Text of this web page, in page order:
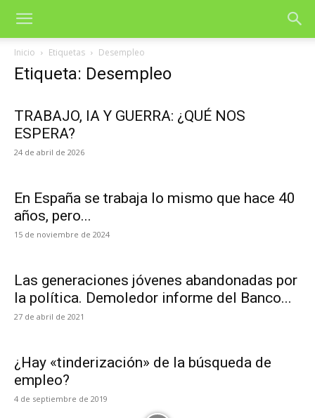
Inicio Etiquetas Desempleo
Etiqueta: Desempleo
TRABAJO, IA Y GUERRA: ¿QUÉ NOS
ESPERA?
24 de abril de 2026
En España se trabaja lo mismo que hace 40
años, pero...
15 de noviembre de 2024
Las generaciones jóvenes abandonadas por
la política. Demoledor informe del Banco...
27 de abril de 2021
¿Hay «tinderización» de la búsqueda de
empleo?
4 de septiembre de 2019